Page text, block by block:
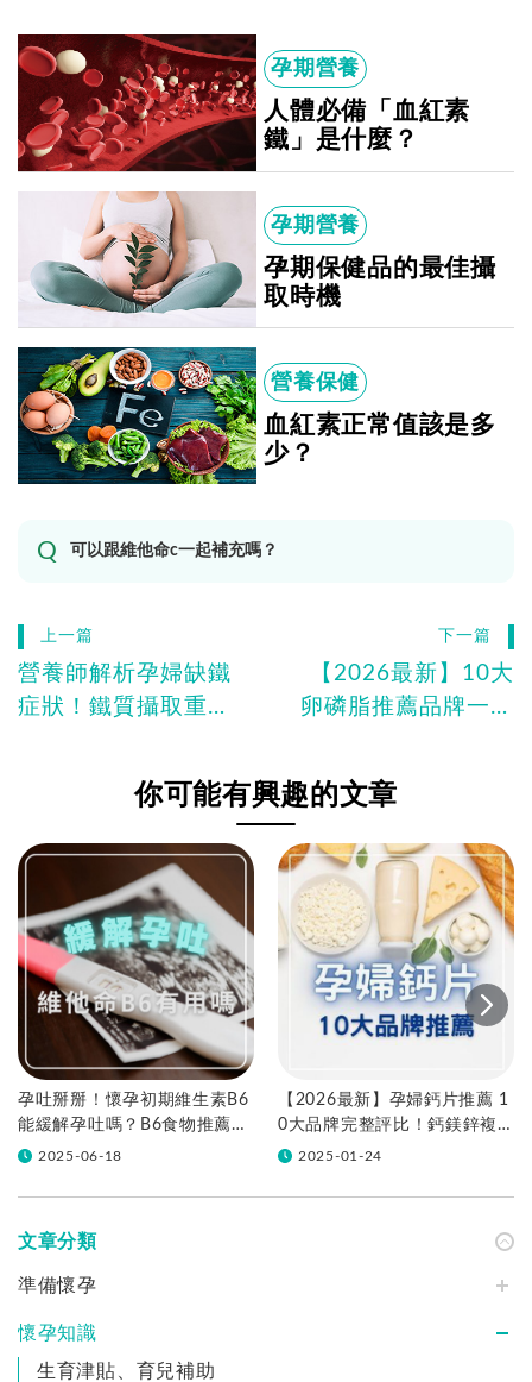
孕期營養
人體必備「血紅素
鐵」是什麼？
孕期營養
孕期保健品的最佳攝
取時機
營養保健
血紅素正常值該是多
少？
可以跟維他命c一起補充嗎？
上一篇
營養師解析孕婦缺鐵
症狀！鐵質攝取重
下一篇
【2026最新】10大
卵磷脂推薦品牌一次
磷脂推薦哪款？
你可能有興趣的文章
孕吐掰掰！懷孕初期維生素B6
能緩解孕吐嗎？B6食物推薦與
維他命補充劑量
2025-06-18
【2026最新】孕婦鈣片推薦 1
0大品牌完整評比！鈣鎂鋅複
合配方選購指南
2025-01-24
文章分類
準備懷孕
懷孕知識
生育津貼、育兒補助